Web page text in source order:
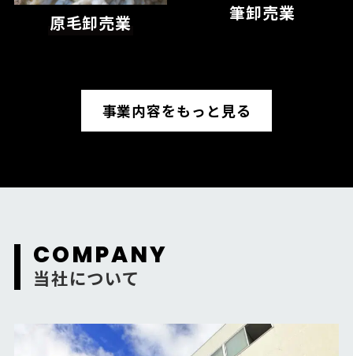
原毛卸売業 筆卸売業
事業内容をもっと見る
当社について